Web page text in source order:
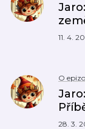
11. 4.
O
28. 3.